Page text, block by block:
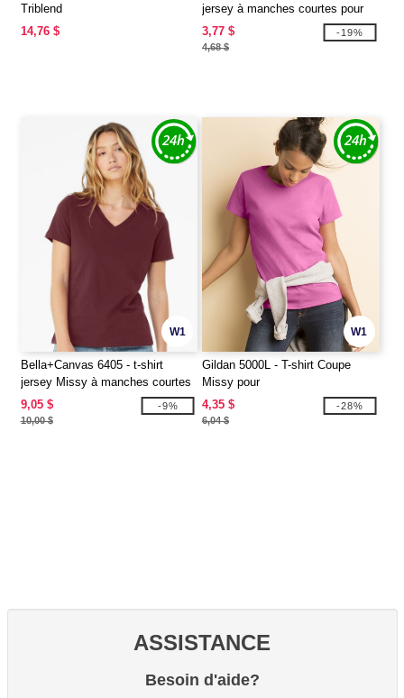
Triblend
14,76 $
jersey à manches courtes pour
tout-petit, 5,5 oz
3,77 $
4,68 $
-19%
W1
Bella+Canvas 6405 - t-shirt
jersey Missy à manches courtes
et encolure en V
9,05 $
10,00 $
-9%
W1
Gildan 5000L - T-shirt Coupe
Missy pour
4,35 $
6,04 $
-28%
ASSISTANCE
Besoin d'aide?